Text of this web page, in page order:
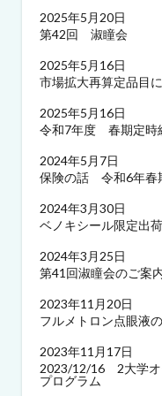
2025年5月20日
第42回 淑瞳会
2025年5月16日
市場拡大再算定品目
2025年5月16日
令和7年度 春期定時
2024年5月7日
保険の話 令和6年春
2024年3月30日
ベノキシール限定出
2024年3月25日
第41回淑瞳会のご案
2023年11月20日
フルメトロン点眼液
2023年11月17日
2023/12/16 2大学
プログラム